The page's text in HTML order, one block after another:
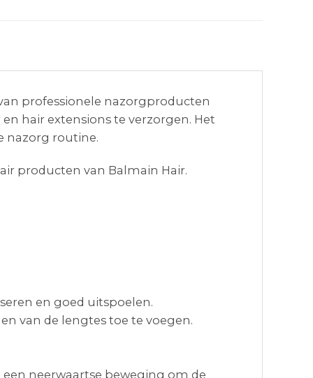
professionele nazorgproducten
hair extensions te verzorgen. Het
nazorg routine.
producten van Balmain Hair.
en goed uitspoelen.
van de lengtes toe te voegen.
neerwaartse beweging om de